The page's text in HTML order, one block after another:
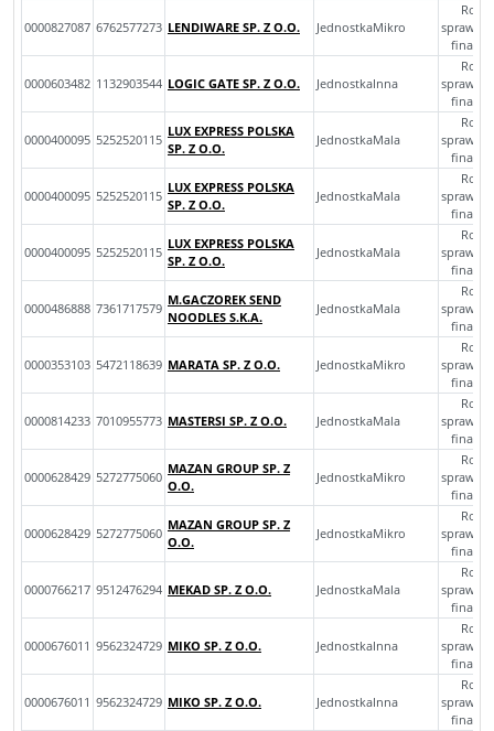
0000827087 6762577273 LENDIWARE SP. Z O.O. JednostkaMikro
0000603482 1132903544 LOGIC GATE SP. Z O.O. JednostkaInna
0000400095 5252520115
LUX EXPRESS POLSKA
SP. Z O.O.
JednostkaMala
0000400095 5252520115
LUX EXPRESS POLSKA
SP. Z O.O.
JednostkaMala
0000400095 5252520115
LUX EXPRESS POLSKA
SP. Z O.O.
JednostkaMala
0000486888 7361717579
M.GACZOREK SEND
NOODLES S.K.A.
JednostkaMala
0000353103 5472118639 MARATA SP. Z O.O. JednostkaMikro
0000814233 7010955773 MASTERSI SP. Z O.O. JednostkaMala
0000628429 5272775060
MAZAN GROUP SP. Z
O.O.
JednostkaMikro
0000628429 5272775060
MAZAN GROUP SP. Z
O.O.
JednostkaMikro
0000766217 9512476294 MEKAD SP. Z O.O. JednostkaMala
0000676011 9562324729 MIKO SP. Z O.O. JednostkaInna
0000676011 9562324729 MIKO SP. Z O.O. JednostkaInna